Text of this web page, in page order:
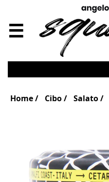
☰
Home Cibo Salato